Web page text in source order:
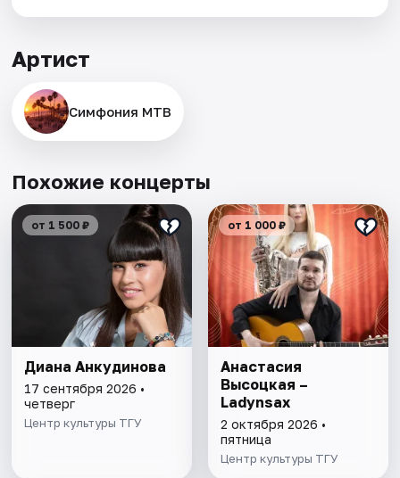
Артист
Симфония МТВ
Похожие концерты
от 1 500 ₽
Диана Анкудинова
17 сентября 2026 •
четверг
Центр культуры ТГУ
от 1 000 ₽
Анастасия
Высоцкая –
Ladynsax
2 октября 2026 •
пятница
Центр культуры ТГУ